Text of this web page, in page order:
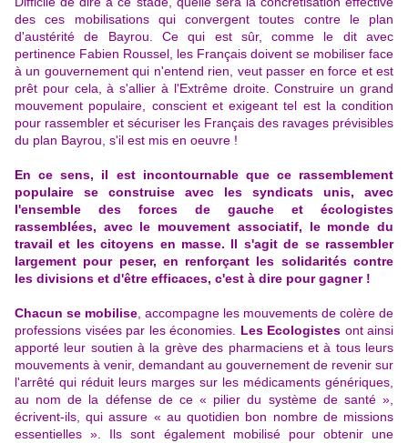
des ces mobilisations qui convergent toutes contre le plan
d'austérité de Bayrou. Ce qui est sûr, comme le dit avec
pertinence Fabien Roussel, les Français doivent se mobiliser face
à un gouvernement qui n'entend rien, veut passer en force et est
prêt pour cela, à s'allier à l'Extrême droite. Construire un grand
mouvement populaire, conscient et exigeant tel est la condition
pour rassembler et sécuriser les Français des ravages prévisibles
du plan Bayrou, s'il est mis en oeuvre !
En ce sens, il est incontournable que ce rassemblement
populaire se construise avec les syndicats unis, avec
l'ensemble des forces de gauche et écologistes
rassemblées, avec le mouvement associatif, le monde du
travail et les citoyens en masse. Il s'agit de se rassembler
largement pour peser, en renforçant les solidarités contre
les divisions et d'être efficaces, c'est à dire pour gagner !
Chacun se mobilise , accompagne les mouvements de colère de
professions visées par les économies.
Les Ecologistes ont ainsi
apporté leur soutien à la grève des pharmacienset à tous leurs
mouvements à venir, demandant au gouvernement de revenir sur
l'arrêté qui réduit leurs marges sur les médicaments génériques,
au nom de la défense de ce « pilier du système de santé »,
écrivent-ils, qui assure « au quotidien bon nombre de missions
essentielles ». Ils sont également mobilisé pour obtenir une